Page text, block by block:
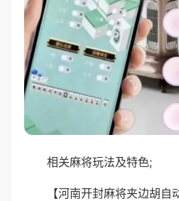
相关麻将玩法及特色;
【河南开封麻将夹边胡